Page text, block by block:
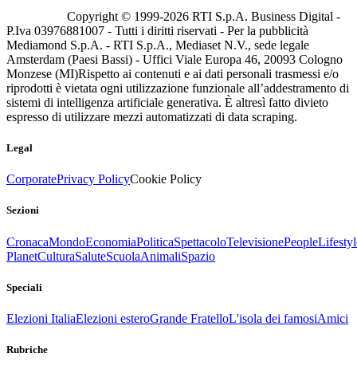
Copyright © 1999-2026 RTI S.p.A. Business Digital -
P.Iva 03976881007 - Tutti i diritti riservati - Per la pubblicità
Mediamond S.p.A. - RTI S.p.A., Mediaset N.V., sede legale
Amsterdam (Paesi Bassi) - Uffici Viale Europa 46, 20093 Cologno
Monzese (MI)Rispetto ai contenuti e ai dati personali trasmessi e/o
riprodotti è vietata ogni utilizzazione funzionale all’addestramento di
sistemi di intelligenza artificiale generativa. È altresì fatto divieto
espresso di utilizzare mezzi automatizzati di data scraping.
Legal
CorporatePrivacy PolicyCookie Policy
Sezioni
CronacaMondoEconomiaPoliticaSpettacoloTelevisionePeople
PlanetCulturaSaluteScuolaAnimaliSpazio
Speciali
Elezioni ItaliaElezioni esteroGrande FratelloL'isola dei famosiAmici
Rubriche